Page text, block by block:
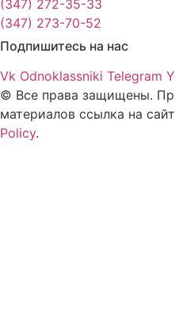
(347) 272-35-33
(347) 273-70-52
Подпишитесь на нас
Vk Odnoklassniki Telegram
© Все права защищены.
материалов ссылка на
Policy.